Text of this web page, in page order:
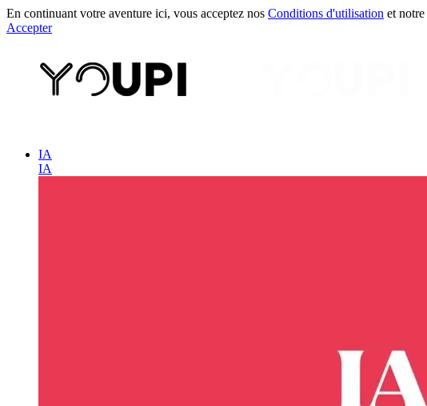
En continuant votre aventure ici, vous acceptez nos Conditions d'utilisation et notre
Accepter
IA
IA